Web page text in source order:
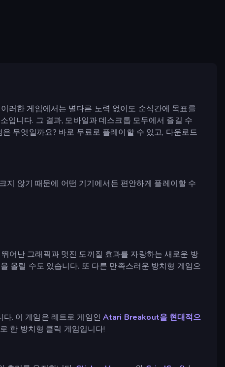
러한 게임에서는 별다른 노력 없이도 순식간에 목표를
입니다. 그 결과, 모바일과 데스크톱 모두에서 즐길 수
무엇일까요? 바로 무료로 플레이할 수 있고, 다운로드
지 않기 때문에 어떤 기기에서든 편안하게 플레이할 수
뛰어난 그래픽과 멋진 도끼질 효과를 자랑하는 새로운 방
올릴 수도 있습니다. 또 다른 만족스러운 방치형 게임으
다. 이 게임은 레트로 게임인 Atari Breakout을 현대적으
한 방치형 클릭 게임입니다!